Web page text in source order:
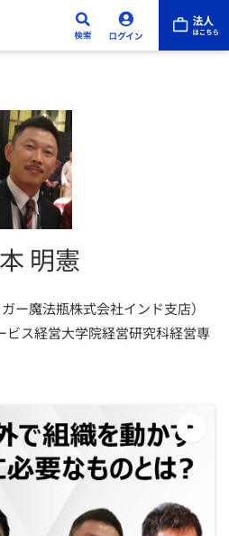
明憲
ー魔法瓶株式会社インド支店）
ス経営大学院経営研究科経営専